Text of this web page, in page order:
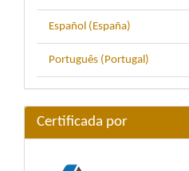
Español (España)
Português (Portugal)
Certificada por